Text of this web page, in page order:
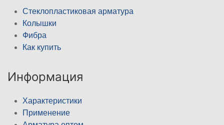
Стеклопластиковая арматура
Колышки
Фибра
Как купить
Информация
Характеристики
Применение